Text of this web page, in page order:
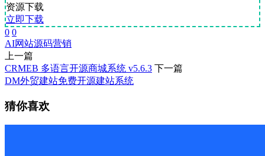
资源下载
立即下载
0 0
AI网站源码营销
上一篇
CRMEB 多语言开源商城系统 v5.6.3 下一篇
DM外贸建站免费开源建站系统
猜你喜欢